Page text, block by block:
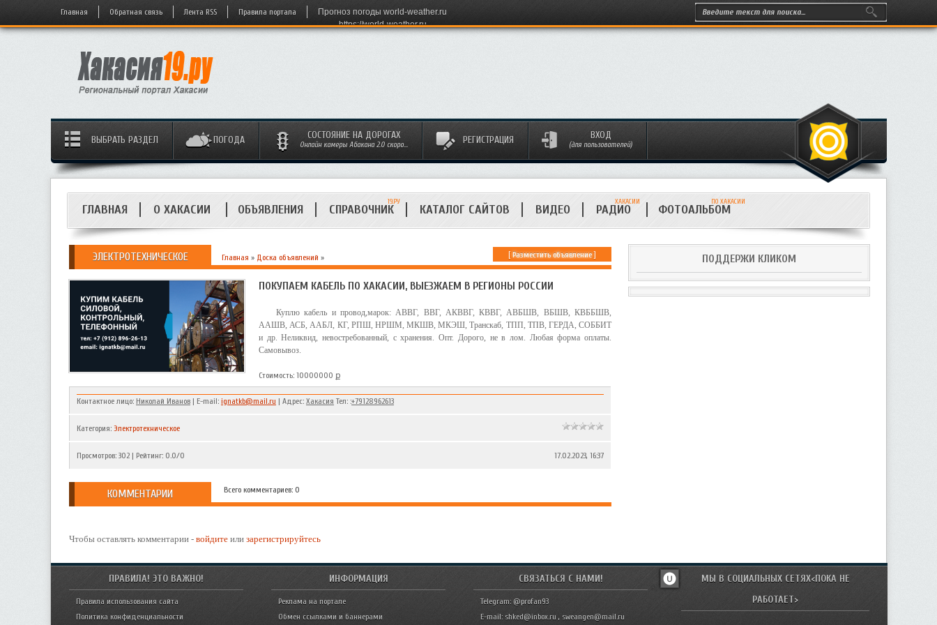
Главная Обратная связь Лента RSS Правила портала
Прогноз погоды world-weather.ru
https://world-weather.ru
ВЫБРАТЬ РАЗДЕЛ ПОГОДА СОСТОЯНИЕ НА ДОРОГАХ
Онлайн камеры Абакана 2.0 скоро... РЕГИСТРАЦИЯ ВХОД
(для пользователей)
ГЛАВНАЯ О ХАКАСИИ ОБЪЯВЛЕНИЯ СПРАВОЧНИК
19.РУ
КАТАЛОГ САЙТОВ ВИДЕО РАДИО
ХАКАСИИ
ФОТОАЛЬБОМ
ПО ХАКАСИИ
ЭЛЕКТРОТЕХНИЧЕСКОЕ Главная » Доска объявлений » [Разместить объявление]
ПОКУПАЕМ КАБЕЛЬ ПО ХАКАСИИ, ВЫЕЗЖАЕМ В РЕГИОНЫ РОССИИ
Куплю кабель и провод,марок: АВВГ, ВВГ, АКВВГ, КВВГ, АВБШВ, ВБШВ, КВББШВ,
ААШВ, АСБ, ААБЛ, КГ, РПШ, НРШМ, МКШВ, МКЭШ, Транскаб, ТПП, ТПВ, ГЕРДА, СОББИТ
и др. Неликвид, невостребованный, с хранения. Опт. Дорого, не в лом. Любая форма оплаты.
Самовывоз.
Стоимость: 10000000 ք
Контактное лицо: Николай Иванов | E-mail: ignatkb@mail.ru | Адрес: Хакасия Тел: :+79128962613
Категория: Электротехническое
Просмотров: 302 | Рейтинг: 0.0/0 17.02.2023, 16:37
КОММЕНТАРИИ Всего комментариев: 0
Чтобы оставлять комментарии - войдите или зарегистрируйтесь
ПОДДЕРЖИ КЛИКОМ
ПРАВИЛА! ЭТО ВАЖНО!
Правила использования сайта
Политика конфиденциальности
ИНФОРМАЦИЯ
Реклама на портале
Обмен ссылками и баннерами
СВЯЗАТЬСЯ С НАМИ!
Telegram: @profan93
E-mail: shked@inbox.ru , sweangen@mail.ru
МЫ В СОЦИАЛЬНЫХ СЕТЯХ<ПОКА НЕ
РАБОТАЕТ>